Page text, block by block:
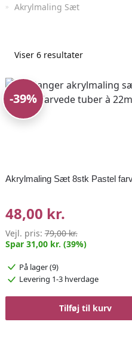
» Akrylmaling Sæt
Viser 6 resultaterSorted
popularity
-39%
Akrylmaling Sæt 8stk Pastel
48,00 kr.
Vejl. pris:79,00 kr.
Spar 31,00 kr. (39%)
På lager (9)
Levering 1-3 hverdage
Tilføj til kurv